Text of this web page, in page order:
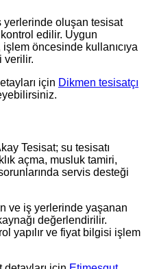
yerlerinde oluşan tesisat
edilir. Uygun
öncesinde kullanıcıya
verilir.
için Dikmen tesisatçı
Tesisat; su tesisatı
açma, musluk tamiri,
servis desteği
ve iş yerlerinde yaşanan
değerlendirilir.
yapılır ve fiyat bilgisi işlem